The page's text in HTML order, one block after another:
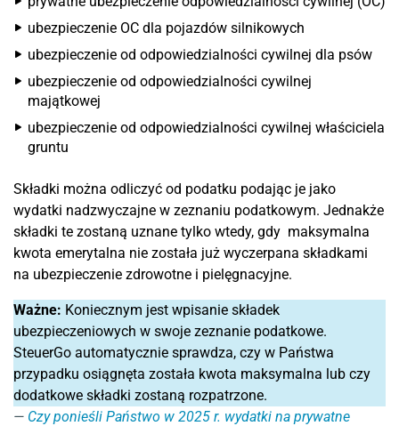
ubezpieczenie OC dla pojazdów silnikowych
ubezpieczenie od odpowiedzialności cywilnej dla psów
ubezpieczenie od odpowiedzialności cywilnej
majątkowej
ubezpieczenie od odpowiedzialności cywilnej właściciela
gruntu
Składki można odliczyć od podatku podając je jako
wydatki nadzwyczajne w zeznaniu podatkowym. Jednakże
składki te zostaną uznane tylko wtedy, gdy maksymalna
kwota emerytalna nie została już wyczerpana składkami
na ubezpieczenie zdrowotne i pielęgnacyjne.
Ważne: Koniecznym jest wpisanie składek
ubezpieczeniowych w swoje zeznanie podatkowe.
SteuerGo automatycznie sprawdza, czy w Państwa
przypadku osiągnęta została kwota maksymalna lub czy
dodatkowe składki zostaną rozpatrzone.
Czy ponieśli Państwo w 2025 r. wydatki na prywatne